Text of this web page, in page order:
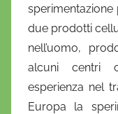
sperimentazione
due prodotti
nell’uomo,
alcuni centri
esperienza nel
Europa la